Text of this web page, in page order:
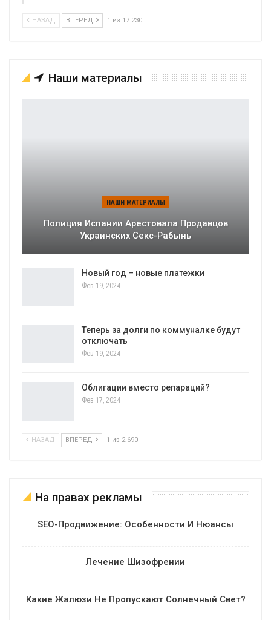
НАЗАД ВПЕРЕД 1 из 17 230
Наши материалы
НАШИ МАТЕРИАЛЫ
Полиция Испании Арестовала Продавцов
Украинских Секс-Рабынь
Новый год – новые платежки
Фев 19, 2024
Теперь за долги по коммуналке будут
отключать
Фев 19, 2024
Облигации вместо репараций?
Фев 17, 2024
НАЗАД ВПЕРЕД 1 из 2 690
На правах рекламы
SEO-Продвижение: Особенности И Нюансы
Лечение Шизофрении
Какие Жалюзи Не Пропускают Солнечный Свет?